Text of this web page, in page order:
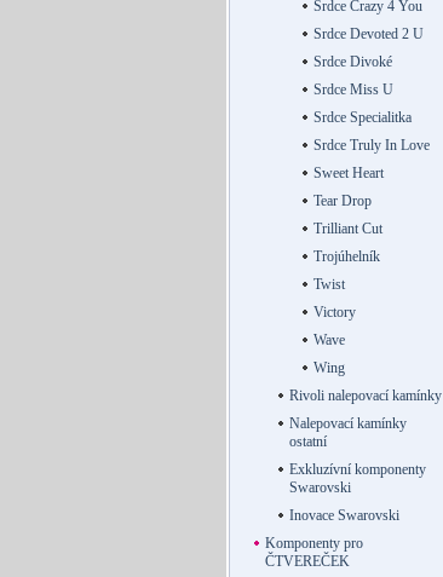
Srdce Crazy 4 You
Srdce Devoted 2 U
Srdce Divoké
Srdce Miss U
Srdce Specialitka
Srdce Truly In Love
Sweet Heart
Tear Drop
Trilliant Cut
Trojúhelník
Twist
Victory
Wave
Wing
Rivoli nalepovací kamínky
Nalepovací kamínky
ostatní
Exkluzívní komponenty
Swarovski
Inovace Swarovski
Komponenty pro
ČTVEREČEK